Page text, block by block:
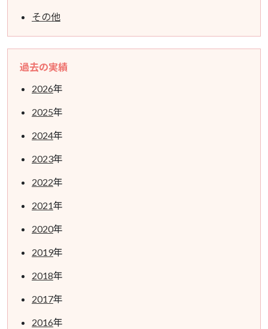
その他
過去の実績
2026年
2025年
2024年
2023年
2022年
2021年
2020年
2019年
2018年
2017年
2016年